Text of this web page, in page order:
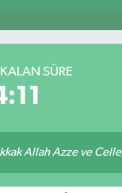
SÜRE
Allah Azze ve